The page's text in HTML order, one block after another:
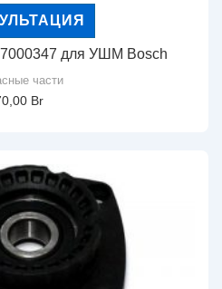
для УШМ Bosch
части
Br